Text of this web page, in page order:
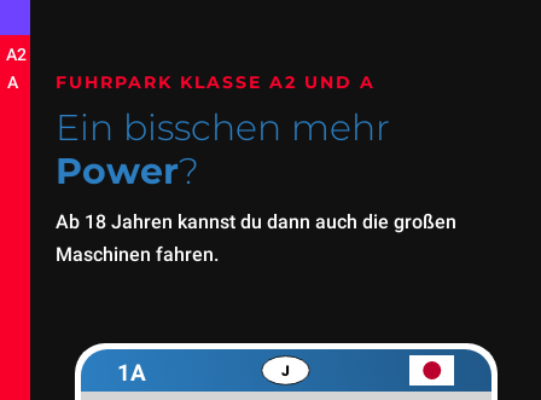
FUHRPARK KLASSE A2 UND A
Ein bisschen mehr
Power?
Ab 18 Jahren kannst du dann auch die großen
Maschinen fahren.
1A J